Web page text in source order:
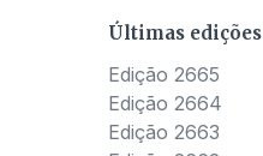
Últimas edições
Edição 2665
Edição 2664
Edição 2663